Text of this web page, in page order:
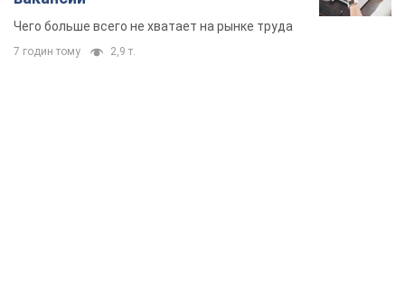
Чего больше всего не хватает на рынке труда
7 годин тому 2,9 т.